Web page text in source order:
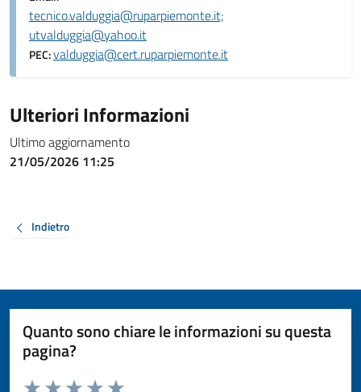
tecnico.valduggia@ruparpiemonte.it;
utvalduggia@yahoo.it
PEC:valduggia@cert.ruparpiemonte.it
Ulteriori Informazioni
Ultimo aggiornamento
21/05/2026 11:25
Indietro
Quanto sono chiare le informazioni su questa
pagina?
Valuta da 1 a 5 stelle la pagina